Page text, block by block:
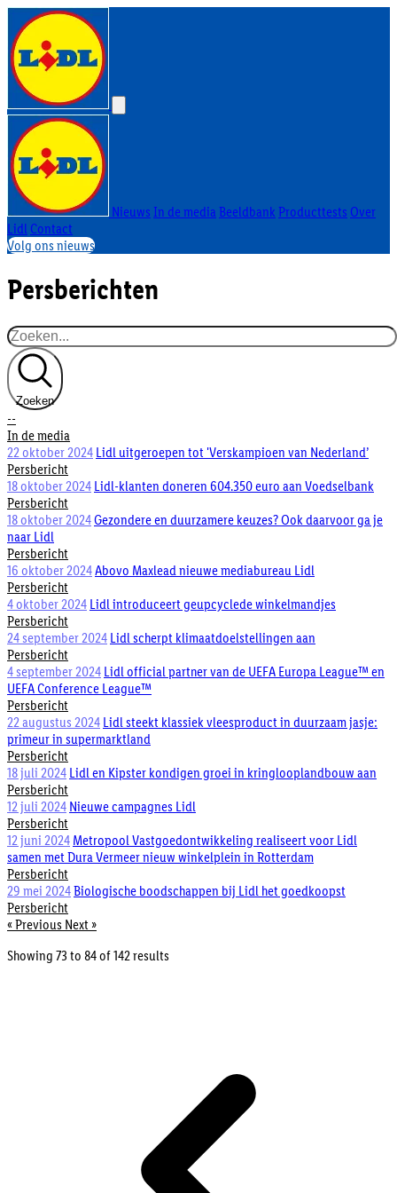
Nieuws In de mediaBeeldbank Producttests Over
Lidl Contact
Volg ons nieuws
Persberichten
Zoeken
--
In de media
22 oktober 2024 Lidl uitgeroepen tot 'Verskampioen van Nederland’
Persbericht
18 oktober 2024 Lidl-klanten doneren 604.350 euro aan Voedselbank
Persbericht
18 oktober 2024Gezondere en duurzamere keuzes? Ook daarvoor ga je
naar Lidl
Persbericht
16 oktober 2024Abovo Maxlead nieuwe mediabureau Lidl
Persbericht
4 oktober 2024 Lidl introduceert geupcyclede winkelmandjes
Persbericht
24 september 2024 Lidl scherpt klimaatdoelstellingen aan
Persbericht
4 september 2024 Lidl official partner van de UEFA Europa League™ en
UEFA Conference League™
Persbericht
22 augustus 2024 Lidl steekt klassiek vleesproduct in duurzaam jasje:
primeur in supermarktland
Persbericht
18 juli 2024 Lidl en Kipster kondigen groei in kringlooplandbouw aan
Persbericht
12 juli 2024 Nieuwe campagnes Lidl
Persbericht
12 juni 2024 Metropool Vastgoedontwikkeling realiseert voor Lidl
samen met Dura Vermeer nieuw winkelplein in Rotterdam
Persbericht
29 mei 2024Biologische boodschappen bij Lidl het goedkoopst
Persbericht
« Previous Next »
Showing 73 to 84of142results